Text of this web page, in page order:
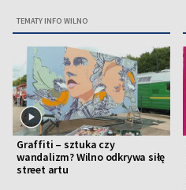
TEMATY INFO WILNO
Graffiti – sztuka czy
wandalizm? Wilno odkrywa siłę
street artu